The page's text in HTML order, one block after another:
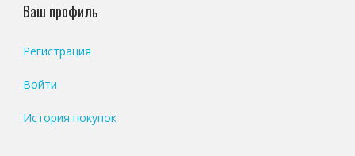
Ваш профиль
Регистрация
Войти
История покупок